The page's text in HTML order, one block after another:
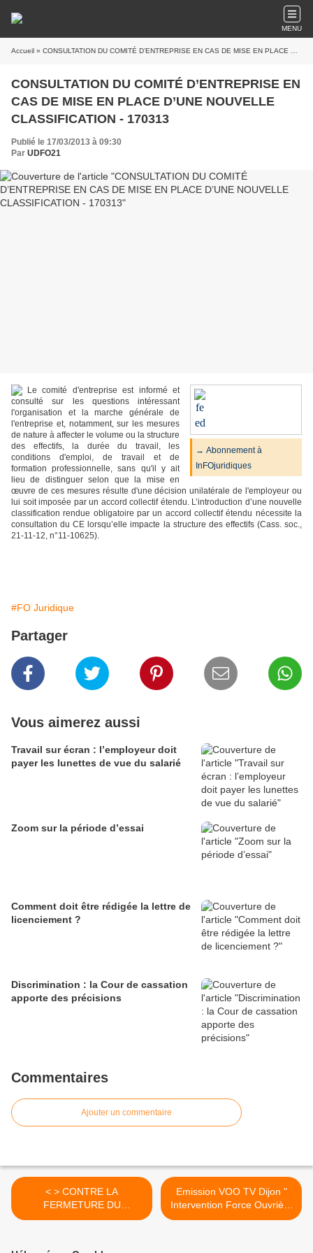
MENU
Accueil » CONSULTATION DU COMITÉ D’ENTREPRISE EN CAS DE MISE EN PLACE D’UNE NOUVELLE CLASSIFICATION - 170313
CONSULTATION DU COMITÉ D’ENTREPRISE EN
CAS DE MISE EN PLACE D’UNE NOUVELLE
CLASSIFICATION - 170313
Publié le 17/03/2013 à 09:30
Par UDFO21
→ Abonnement à
InFOjuridiques
Le comité d'entreprise est informé et
consulté sur les questions intéressant
l'organisation et la marche générale de
l'entreprise et, notamment, sur les mesures
de nature à affecter le volume ou la structure
des effectifs, la durée du travail, les
conditions d'emploi, de travail et de
formation professionnelle, sans qu'il y ait
lieu de distinguer selon que la mise en
œuvre de ces mesures résulte d'une décision unilatérale de l'employeur ou
lui soit imposée par un accord collectif étendu. L’introduction d’une nouvelle
classification rendue obligatoire par un accord collectif étendu nécessite la
consultation du CE lorsqu’elle impacte la structure des effectifs (Cass. soc.,
21-11-12, n°11-10625).
#FO Juridique
Partager
Vous aimerez aussi
Travail sur écran : l’employeur doit
payer les lunettes de vue du salarié
Zoom sur la période d’essai
Comment doit être rédigée la lettre de
licenciement ?
Discrimination : la Cour de cassation
apporte des précisions
Commentaires
Ajouter un commentaire
< > CONTRE LA
FERMETURE DU
COMMISSARIAT - 150313
Emission VOO TV Dijon "
Intervention Force Ouvrière
lors de la venue du